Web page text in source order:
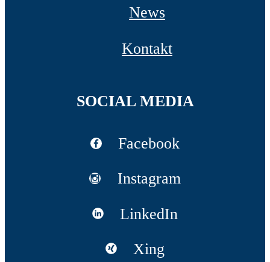
News
Kontakt
SOCIAL MEDIA
Facebook
Instagram
LinkedIn
Xing